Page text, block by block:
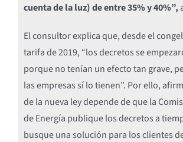
cuenta de la luz) de entre 35% y 40%”,
El consultor explica que, desde el
tarifa de 2019, “los decretos se
porque no tenían un efecto tan grave,
las empresas sí lo tienen”. Por ello,
de la nueva ley depende de que la
de Energía publique los decretos a
busque una solución para los clientes